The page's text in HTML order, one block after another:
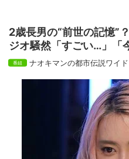
2歳長男の“前世の記憶”
ジオ騒然「すごい…」「
ナオキマンの都市伝説ワイ